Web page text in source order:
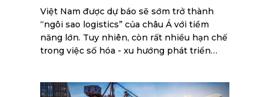
Việt Nam được dự báo sẽ sớm trở thành
“ngôi sao logistics” của châu Á với tiềm
năng lớn. Tuy nhiên, còn rất nhiều hạn chế
trong việc số hóa - xu hướng phát triển